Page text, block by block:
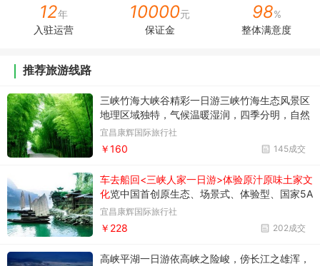
12年
入驻运营
10000元
保证金
98%
整体满意度
推荐旅游线路
三峡竹海大峡谷精彩一日游三峡竹海生态风景区
地理区域独特，气候温暖湿润，四季分明，自然
生态极其优美，被誉为“三峡地区的天然氧吧”。
宜昌康辉国际旅行社
145成交
￥160
车去船回<三峡人家一日游>体验原汁原味土家文
化览中国首创原生态、场景式、体验型、国家5A
级民俗旅游区——“三峡人家”，登邀月亭、眺明
月湾；
宜昌康辉国际旅行社
202成交
￥228
高峡平湖一日游依高峡之险峻，傍长江之雄浑，